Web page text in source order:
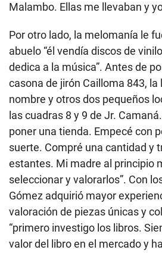
Malambo. Ellas me llevaban y
Por otro lado, la melomanía le
abuelo “él vendía discos de
dedica a la música”. Antes de
casona de jirón Cailloma 843,
nombre y otros dos pequeños
las cuadras 8 y 9 de Jr.
poner una tienda. Empecé con
suerte. Compré una cantidad y
estantes. Mi madre al principio
seleccionar y valorarlos”. Con
Gómez adquirió mayor
valoración de piezas únicas y
“primero investigo los libros.
valor del libro en el mercado y